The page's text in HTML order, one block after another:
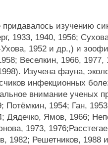
изучению
1933, 1940, 1956;
1952 и др.,) и
Веселкин, 1966, 1977,
Изучена фауна,
инфекционных
внимание ученых
Потёмкин, 1954; Ган,
Дядечко, Ямов, 1966;
1973,
1982; Решетников, 1988